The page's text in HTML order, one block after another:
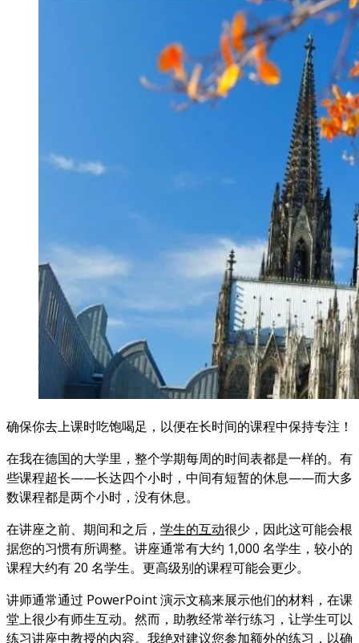
确保你去上课时吃饱喝足，以便在长时间的课程中保持专注！
在我在德国的大学里，整个学期每周的时间表都是一样的。有
些课程超长——长达四个小时，中间有短暂的休息——而大多
数课程都是两个小时，没有休息。
在讲座之前、期间和之后， 学生的互动很少，因此这可能会根
据您的习惯有所调整。讲座通常有大约 1,000 名学生，较小的
课程大约有 20 名学生。更高级别的课程可能会更少。
讲师通常通过 PowerPoint 演示文稿来展示他们的材料，在课
堂上很少有师生互动。然而，助教经常举行练习，让学生可以
练习讲座中教授的内容。我绝对建议您参加额外的练习，以确